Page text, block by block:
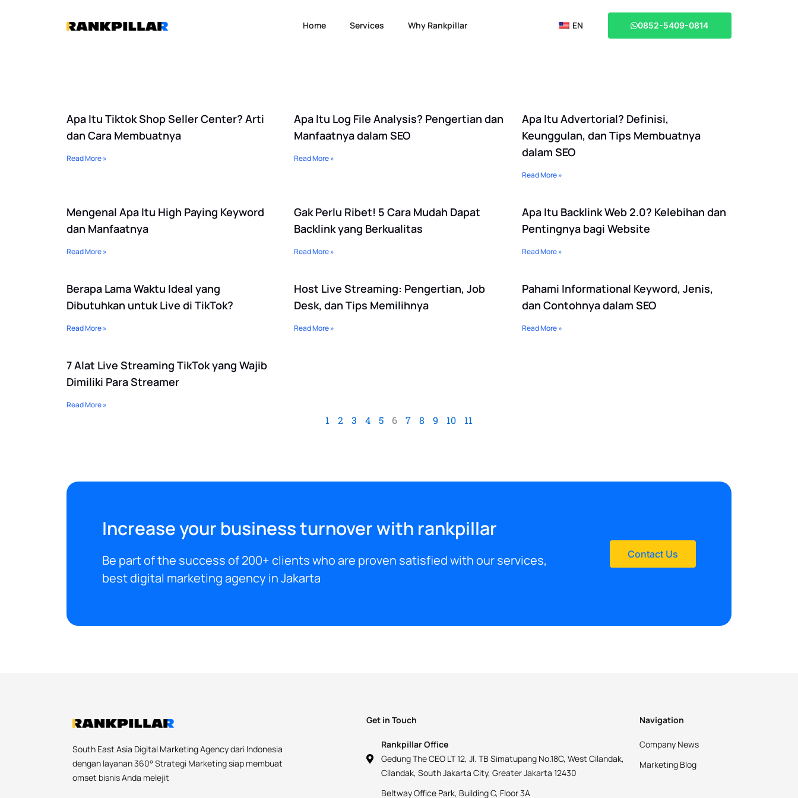
Home Services Why Rankpillar EN 0852-5409-0814
Apa Itu Tiktok Shop Seller Center? Arti
dan Cara Membuatnya
Read More »
Apa Itu Log File Analysis? Pengertian dan
Manfaatnya dalam SEO
Read More »
Apa Itu Advertorial? Definisi,
Keunggulan, dan Tips Membuatnya
dalam SEO
Read More »
Mengenal Apa Itu High Paying Keyword
dan Manfaatnya
Read More »
Gak Perlu Ribet! 5 Cara Mudah Dapat
Backlink yang Berkualitas
Read More »
Apa Itu Backlink Web 2.0? Kelebihan dan
Pentingnya bagi Website
Read More »
Berapa Lama Waktu Ideal yang
Dibutuhkan untuk Live di TikTok?
Read More »
Host Live Streaming: Pengertian, Job
Desk, dan Tips Memilihnya
Read More »
Pahami Informational Keyword, Jenis,
dan Contohnya dalam SEO
Read More »
7 Alat Live Streaming TikTok yang Wajib
Dimiliki Para Streamer
Read More »
1 2 3 4 5 6 7 8 9 10 11
Increase your business turnover with rankpillar
Be part of the success of 200+ clients who are proven satisfied with our services,
best digital marketing agency in Jakarta
Contact Us
South East Asia Digital Marketing Agency dari Indonesia
dengan layanan 360° Strategi Marketing siap membuat
omset bisnis Anda melejit
Get in Touch
Rankpillar Office
Gedung The CEO LT 12, Jl. TB Simatupang No.18C, West Cilandak,
Cilandak, South Jakarta City, Greater Jakarta 12430
Beltway Office Park, Building C, Floor 3A
Navigation
Company News
Marketing Blog